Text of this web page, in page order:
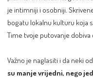
je intimniji i osobniji.
bogatu lokalnu kulturu koja
Time tvoje putovanje
Važno je naglasiti i da neki
su manje vrijedni, nego